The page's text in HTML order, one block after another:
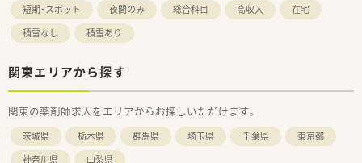
短期・スポット
夜間のみ 総合科目 高収入
在宅
積雪なし
積雪あり
関東エリアから探す
関東の薬剤師求人をエリアからお探しいただけます。
茨城県 栃木県 群馬県 埼玉県 千葉県
東京都
神奈川県
山梨県